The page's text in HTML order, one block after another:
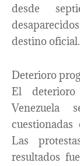
desde
destino oficial.
Deterioro
El
Venezuela
cuestionadas
Las
resultados